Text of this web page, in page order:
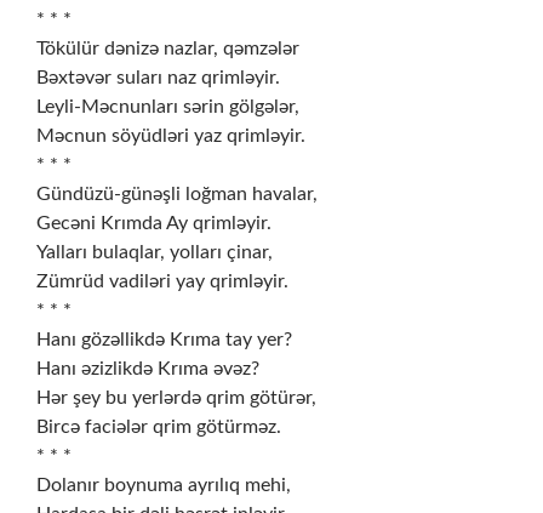
* * *
Tökülür dənizə nazlar, qəmzələr
Bəxtəvər suları naz qrimləyir.
Leyli-Məcnunları sərin gölgələr,
Məcnun söyüdləri yaz qrimləyir.
* * *
Gündüzü-günəşli loğman havalar,
Gecəni Krımda Ay qrimləyir.
Yalları bulaqlar, yolları çinar,
Zümrüd vadiləri yay qrimləyir.
* * *
Hanı gözəllikdə Krıma tay yer?
Hanı əzizlikdə Krıma əvəz?
Hər şey bu yerlərdə qrim götürər,
Bircə faciələr qrim götürməz.
* * *
Dolanır boynuma ayrılıq mehi,